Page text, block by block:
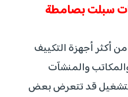
سبلت بصامطة
أكثر أجهزة التكييف
والمنشآت
قد تتعرض بعض